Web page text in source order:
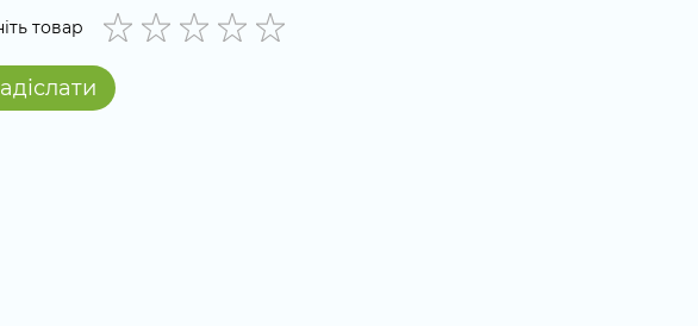
товар